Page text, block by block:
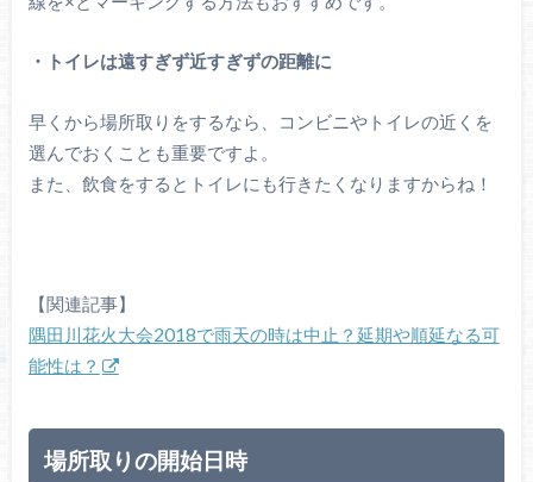
・トイレは遠すぎず近すぎずの距離に
早くから場所取りをするなら、コンビニやトイレの近くを
選んでおくことも重要ですよ。
また、飲食をするとトイレにも行きたくなりますからね！
【関連記事】
隅田川花火大会2018で雨天の時は中止？延期や順延なる可
能性は？
場所取りの開始日時